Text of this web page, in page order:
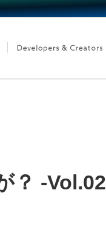
？ -Vol.02